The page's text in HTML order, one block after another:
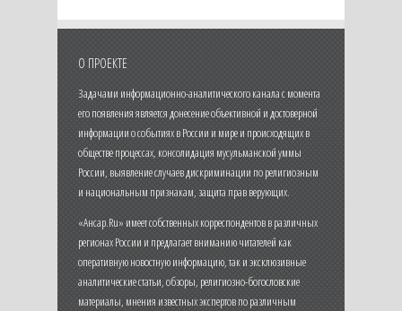
О ПРОЕКТЕ
Задачами информационно-аналитического канала с момента
его появления является донесение объективной и достоверной
информации о событиях в России и мире и происходящих в
обществе процессах, консолидация мусульманской уммы
России, выявление случаев дискриминации по религиозным
и национальным признакам, защита прав верующих.
«Ансар.Ru» имеет собственных корреспондентов в различных
регионах России и предлагает вниманию читателей как
оперативную новостную информацию, так и эксклюзивные
аналитические статьи, обзоры, религиозно-богословские
материалы, мнения известных экспертов по различным